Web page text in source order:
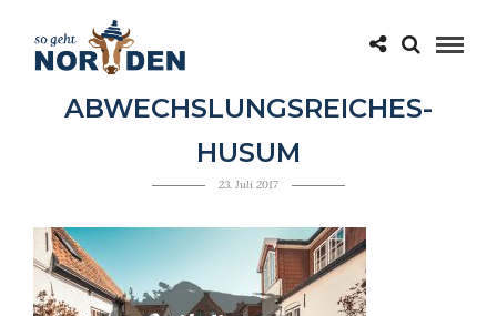
ABWECHSLUNGSREICHES-
HUSUM
23. Juli 2017